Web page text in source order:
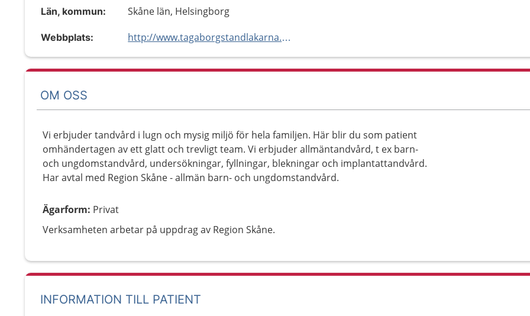
Län, kommun: Skåne län, Helsingborg
Webbplats: http://www.tagaborgstandlakarna.praktikertjanst.se
OM OSS
Vi erbjuder tandvård i lugn och mysig miljö för hela familjen. Här blir du som patient
omhändertagen av ett glatt och trevligt team. Vi erbjuder allmäntandvård, t ex barn-
och ungdomstandvård, undersökningar, fyllningar, blekningar och implantattandvård.
Har avtal med Region Skåne - allmän barn- och ungdomstandvård.
Ägarform: Privat
Verksamheten arbetar på uppdrag av Region Skåne.
INFORMATION TILL PATIENT